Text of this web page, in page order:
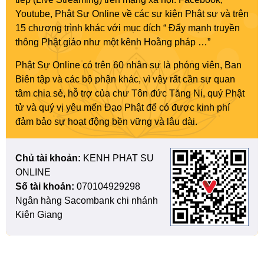
Youtube, Phật Sự Online về các sự kiện Phật sự và trên
15 chương trình khác với mục đích “ Đẩy mạnh truyền
thông Phật giáo như một kênh Hoằng pháp …”
Phật Sự Online có trên 60 nhân sự là phóng viên, Ban
Biên tập và các bộ phận khác, vì vậy rất cần sự quan
tâm chia sẻ, hỗ trợ của chư Tôn đức Tăng Ni, quý Phật
tử và quý vị yêu mến Đạo Phật để có được kinh phí
đảm bảo sự hoạt động bền vững và lâu dài.
Chủ tài khoản: KENH PHAT SU
ONLINE
Số tài khoản: 070104929298
Ngân hàng Sacombank chi nhánh
Kiên Giang